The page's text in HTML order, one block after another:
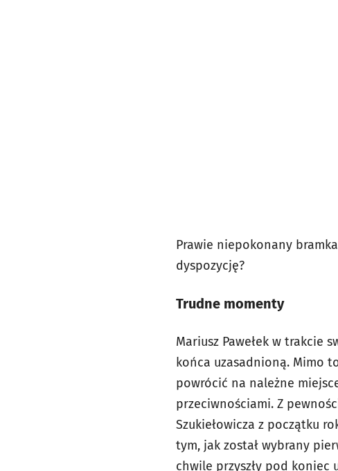
Prawie niepokonany
dyspozycję?
Trudne momenty
Mariusz Pawełek w trakcie
końca uzasadnioną. Mimo
powrócić na należne
przeciwnościami. Z
Szukiełowicza z początku
tym, jak został wybrany
chwile przyszły pod koniec